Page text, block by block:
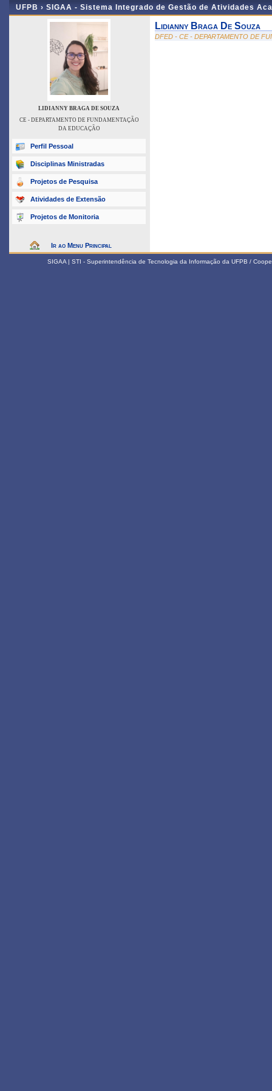
UFPB › SIGAA - Sistema Integrado de Gestão de Atividades
LIDIANNY BRAGA DE SOUZA
CE - DEPARTAMENTO DE FUNDAMENTAÇÃO
DA EDUCAÇÃO
Perfil Pessoal
Disciplinas Ministradas
Projetos de Pesquisa
Atividades de Extensão
Projetos de Monitoria
Ir ao Menu Principal
Lidianny Braga De Souza
DFED - CE - DEPARTAMENTO DE
SIGAA | STI - Superintendência de Tecnologia da Informação da UFPB /